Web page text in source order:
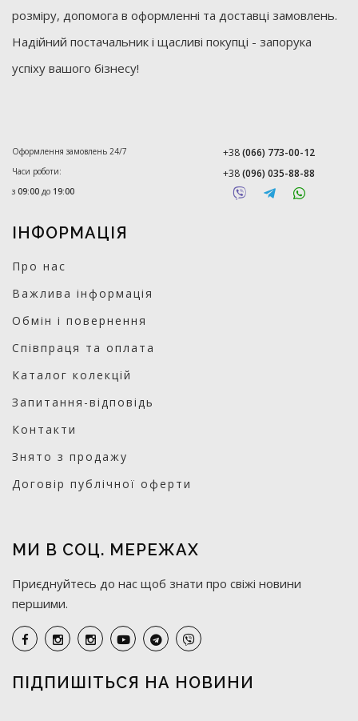
розміру, допомога в оформленні та доставці замовлень.
Надійний постачальник і щасливі покупці - запорука
успіху вашого бізнесу!
Оформлення замовлень 24/7
Часи роботи:
з 09:00 до 19:00
+38(066) 773-00-12
+38(096) 035-88-88
ІНФОРМАЦІЯ
Про нас
Важлива інформація
Обмін і повернення
Співпраця та оплата
Каталог колекцій
Запитання-відповідь
Контакти
Знято з продажу
Договір публічної оферти
МИ В СОЦ. МЕРЕЖАХ
Приєднуйтесь до нас щоб знати про свіжі новини
першими.
ПІДПИШІТЬСЯ НА НОВИНИ